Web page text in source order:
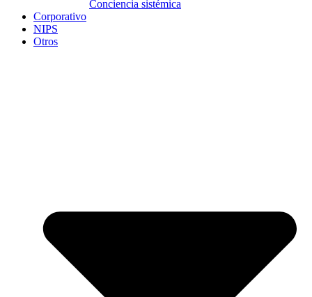
Conciencia sistémica
Corporativo
NIPS
Otros